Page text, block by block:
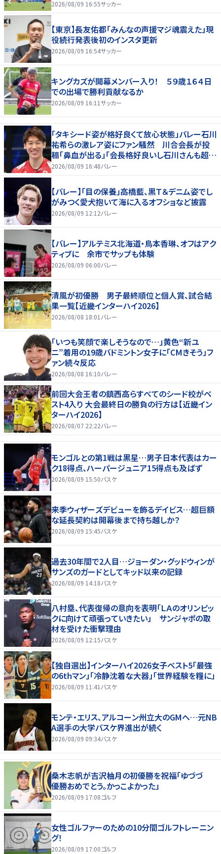
場停止
2026/08/09 16:55サッカー
【東京】長友佑都「みんなの声援マジ魂震えた」現
役続行発表後初のインスタ更新
2026/08/09 16:54サッカー
キングカズが開幕メンバー入り！ ５９歳１６４日
での出場で勝利貢献なるか
2026/08/09 16:11サッカー
「タキシード姿が格好良くて放心状態」バレー石川
祐希らの激レア姿にファン騒然 川合会長が投
稿「鼻血が出る」「会長格好良いし石川さんも超格
好いい」
2026/08/09 16:48バレー
【バレー】「目の保養」高橋藍、黒Ｔ＆デニム姿でし
がみつく愛犬抱いて海に入るオフショなど披露
2026/08/09 12:12バレー
【バレー】アルテミス北海道・鳥本香琳、オフはアク
ティブに 余市でサップも体験
2026/08/09 06:00バレー
清風が初優勝 男子最終順位と個人賞、試合結
果一覧【近畿インターハイ2026】
2026/08/08 18:01 バレー
「いつも笑顔で楽しそうなので…」黄色“新ユ
ニ”着用の19歳バドミントン女子に「CMきそう」フ
ァン続々反応
2026/08/08 16:10バレー
前回大会王者の鎮西高らすべてのシード校がベ
スト4入り 大会最終日の勝負の行方は【近畿イン
ターハイ2026】
2026/08/07 22:22バレー
モンゴルとの第1戦は黒星…男子日本代表はカー
ク18得点、ハーパージュニア15得点も及ばず
2026/08/09 15:50バスケ
来季ウィザーズデビューを飾るデイビス…超巨額
な延長契約は開幕後まで持ち越しか？
2026/08/09 15:45バスケ
過去30年間で2人目…ジョーダン・グッドウィンが
サンズのガードとしてキッド以来の記録
2026/08/09 14:18バスケ
八村塁、代表復帰の意向を表明「ＬＡのオリンピッ
クに向けて頑張っていきたい」 サンジャポの取
材を受けた衝撃理由
2026/08/09 12:15バスケ
【独自選出】インターハイ2026女子ベスト5「最強
の6thマン」「冷静沈着な大器」「世界経験を糧に」
2026/08/09 11:41 バスケ
モンテ・エリス、アルコーン州立大のGMへ…元NB
A選手の大学バスケ界進出が続く
2026/08/09 09:34バスケ
桑木志帆が吉沢柚月の初優勝を祝福「ゆづづ
優勝おめでとう。かっこよかった」
2026/08/09 17:08ゴルフ
女性ゴルファーのための10分間ゴルフトレーニン
グ！
2026/08/09 17:00ゴルフ